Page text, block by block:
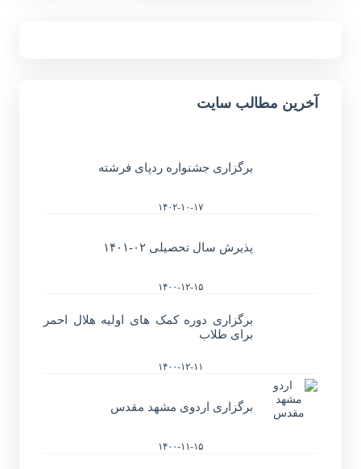
آخرین مطالب سایت
برگزاری جشنواره ردپای فرشته
۱۴۰۲-۱۰-۱۷
پذیرش سال تحصیلی ۰۲-۱۴۰۱
۱۴۰۰-۱۲-۱۵
برگزاری دوره کمک های اولیه هلال احمر
برای طلاب
۱۴۰۰-۱۲-۱۱
برگزاری اردوی مشهد مقدس
۱۴۰۰-۱۱-۱۵